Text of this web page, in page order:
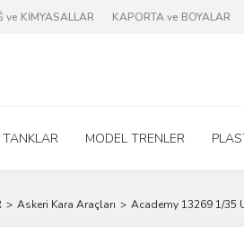
ve KİMYASALLAR KAPORTA ve BOYALAR
TANKLAR MODEL TRENLER
Askeri Kara Araçları Academy 13269 1/35